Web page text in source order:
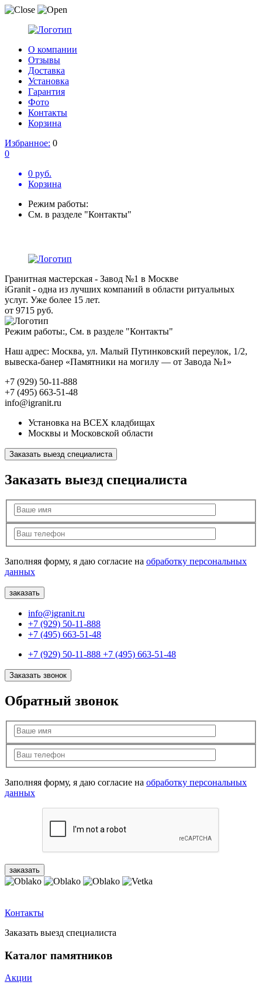
О компании
Отзывы
Доставка
Установка
Гарантия
Фото
Контакты
Корзина
Избранное: 0
0
0 руб.
Корзина
Режим работы:
См. в разделе "Контакты"
Гранитная мастерская - Завод №1 в Москве
iGranit - одна из лучших компаний в области ритуальных
услуг. Уже более 15 лет.
от 9715 руб.
Режим работы:, См. в разделе "Контакты"
Наш адрес: Москва, ул. Малый Путинковский переулок, 1/2,
вывеска-банер «Памятники на могилу — от Завода №1»
+7 (929) 50-11-888
+7 (495) 663-51-48
info@igranit.ru
Установка на ВСЕХ кладбищах
Москвы и Московской области
Заказать выезд специалиста
Заказать выезд специалиста
Заполняя форму, я даю согласие на обработку персональных
данных
info@igranit.ru
+7 (929) 50-11-888
+7 (495) 663-51-48
+7 (929) 50-11-888 +7 (495) 663-51-48
Заказать звонок
Обратный звонок
Заполняя форму, я даю согласие на обработку персональных
данных
Контакты
Заказать выезд специалиста
Каталог памятников
Акции